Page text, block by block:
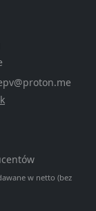
w netto (bez